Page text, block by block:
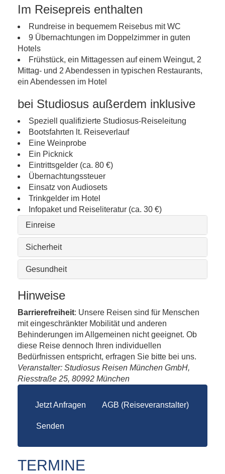
Im Reisepreis enthalten
Rundreise in bequemem Reisebus mit WC
9 Übernachtungen im Doppelzimmer in guten
Hotels
Frühstück, ein Mittagessen auf einem Weingut, 2
Mittag- und 2 Abendessen in typischen Restaurants,
ein Abendessen im Hotel
bei Studiosus außerdem inklusive
Speziell qualifizierte Studiosus-Reiseleitung
Bootsfahrten lt. Reiseverlauf
Eine Weinprobe
Ein Picknick
Eintrittsgelder (ca. 80 €)
Übernachtungssteuer
Einsatz von Audiosets
Trinkgelder im Hotel
Infopaket und Reiseliteratur (ca. 30 €)
Einreise
Sicherheit
Gesundheit
Hinweise
Barrierefreiheit: Unsere Reisen sind für Menschen
mit eingeschränkter Mobilität und anderen
Behinderungen im Allgemeinen nicht geeignet. Ob
diese Reise dennoch Ihren individuellen
Bedürfnissen entspricht, erfragen Sie bitte bei uns.
Veranstalter: Studiosus Reisen München GmbH,
Riesstraße 25, 80992 München
Jetzt Anfragen AGB (Reiseveranstalter)
Senden
TERMINE